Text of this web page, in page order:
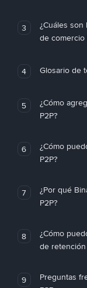
3
¿Cuáles son
de comercio
4 Glosario de
5
¿Cómo
P2P?
6
¿Cómo
P2P?
7
¿Por qué
P2P?
8
¿Cómo
de retención
9
Preguntas